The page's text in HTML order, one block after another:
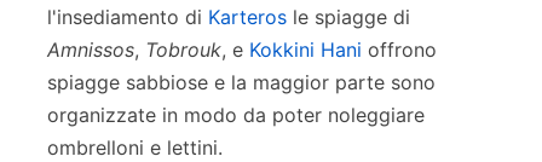
l'insediamento di Karteros le spiagge di
Amnissos, Tobrouk, e Kokkini Hani offrono
spiagge sabbiose e la maggior parte sono
organizzate in modo da poter noleggiare
ombrelloni e lettini.